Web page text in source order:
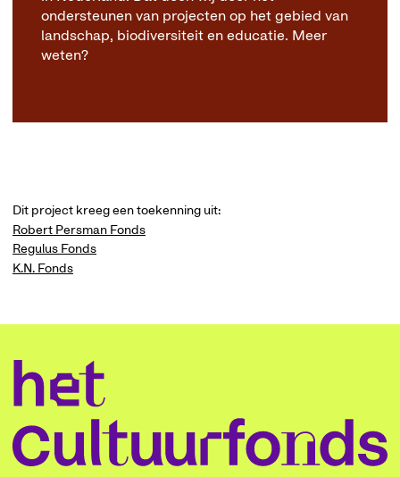
ondersteunen van projecten op het gebied van
landschap, biodiversiteit en educatie. Meer
weten?
Dit project kreeg een toekenning uit:
Robert Persman Fonds
Regulus Fonds
K.N. Fonds